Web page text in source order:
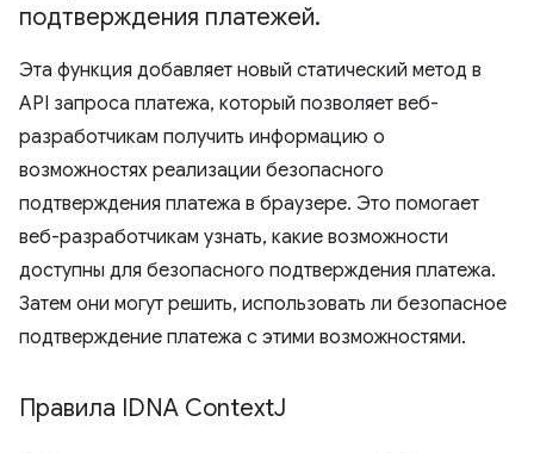
подтверждения платежей.
Эта функция добавляет новый статический метод в
API запроса платежа, который позволяет веб-
разработчикам получить информацию о
возможностях реализации безопасного
подтверждения платежа в браузере. Это помогает
веб-разработчикам узнать, какие возможности
доступны для безопасного подтверждения платежа.
Затем они могут решить, использовать ли безопасное
подтверждение платежа с этими возможностями.
Правила IDNA ContextJ